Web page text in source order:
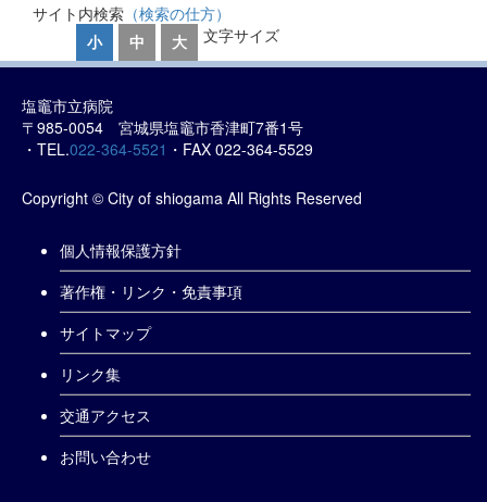
サイト内検索 （検索の仕方）
小 中 大 文字サイズ
塩竈市立病院
〒985-0054 宮城県塩竈市香津町7番1号
・TEL.022-364-5521 ・FAX 022-364-5529
Copyright © City of shiogama All Rights Reserved
個人情報保護方針
著作権・リンク・免責事項
サイトマップ
リンク集
交通アクセス
お問い合わせ